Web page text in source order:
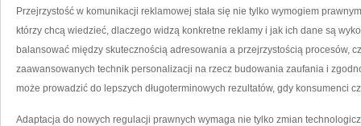
Przejrzystość w komunikacji reklamowej stała się nie tylko wymogiem
którzy chcą wiedzieć, dlaczego widzą konkretne reklamy i jak ich dane są
balansować między skutecznością adresowania a przejrzystością procesów,
zaawansowanych technik personalizacji na rzecz budowania zaufania i
może prowadzić do lepszych długoterminowych rezultatów, gdy konsumenci
Adaptacja do nowych regulacji prawnych wymaga nie tylko zmian